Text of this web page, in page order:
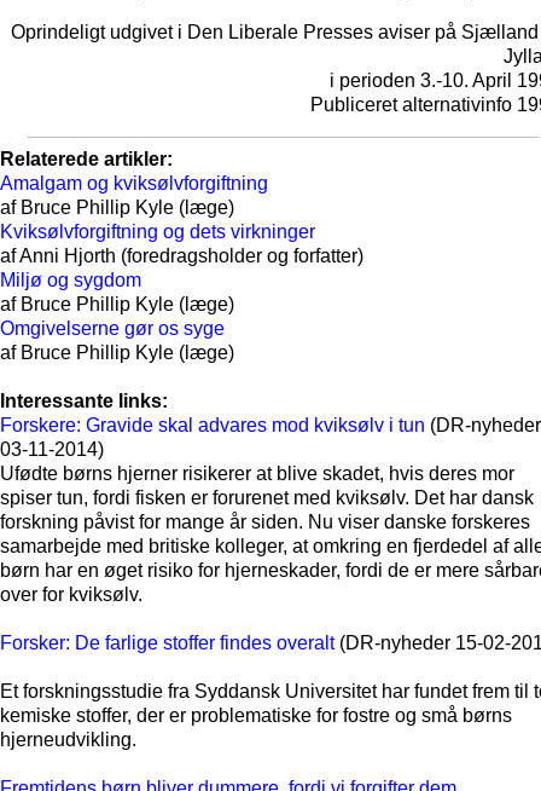
Oprindeligt udgivet i Den Liberale Presses aviser på
i perioden 3.-10. April
Publiceret alternativinfo
Relaterede artikler:
Amalgam og kviksølvforgiftning
af Bruce Phillip Kyle (læge)
Kviksølvforgiftning og dets virkninger
af Anni Hjorth (foredragsholder og forfatter)
Miljø og sygdom
af Bruce Phillip Kyle (læge)
Omgivelserne gør os syge
af Bruce Phillip Kyle (læge)
Interessante links:
Forskere: Gravide skal advares mod kviksølv i tun (DR-nyheder
03-11-2014)
Ufødte børns hjerner risikerer at blive skadet, hvis deres mor
spiser tun, fordi fisken er forurenet med kviksølv. Det har dansk
forskning påvist for mange år siden. Nu viser danske forskeres
samarbejde med britiske kolleger, at omkring en fjerdedel af
børn har en øget risiko for hjerneskader, fordi de er mere
over for kviksølv.
Forsker: De farlige stoffer findes overalt(DR-nyheder 15-02-
Et forskningsstudie fra Syddansk Universitet har fundet frem til
kemiske stoffer, der er problematiske for fostre og små børns
hjerneudvikling.